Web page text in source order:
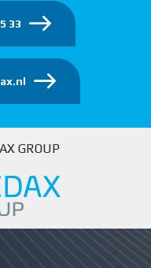
33
GROUP